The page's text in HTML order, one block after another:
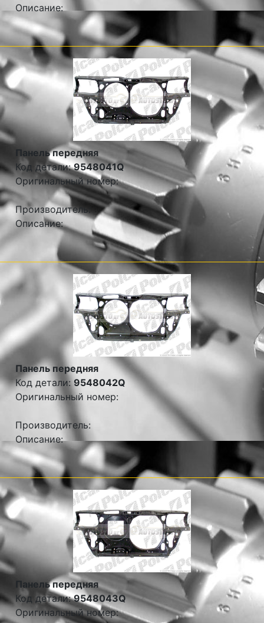
Описание:
Панель передняя
Код детали:9548041Q
Оригинальный номер:
Производитель:
Описание:
Панель передняя
Код детали: 9548042Q
Оригинальный номер:
Производитель:
Описание:
Панель передняя
Код детали:9548043Q
Оригинальный номер: